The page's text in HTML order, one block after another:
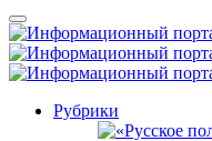
Рубрики